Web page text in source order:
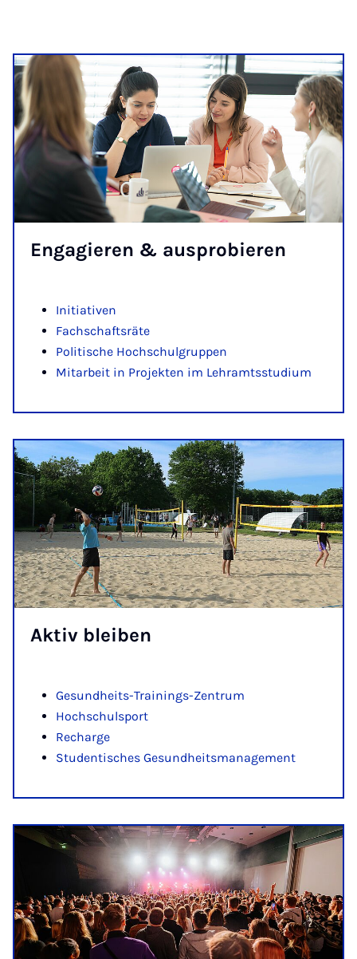
En­ga­gie­ren & aus­pro­bie­ren
Initiativen
Fachschaftsräte
Politische Hochschulgruppen
Mitarbeit in Projekten im Lehramtsstudium
Ak­tiv blei­ben
Gesundheits-Trainings-Zentrum
Hochschulsport
Recharge
Studentisches Gesundheitsmanagement